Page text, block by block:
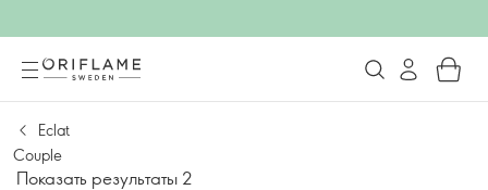
Eclat
Couple
Показать результаты 2